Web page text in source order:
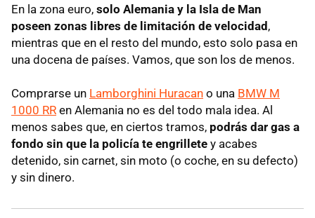
En la zona euro, solo Alemania y la Isla de Man
poseen zonas libres de limitación de velocidad,
mientras que en el resto del mundo, esto solo pasa en
una docena de países. Vamos, que son los de menos.
Comprarse un Lamborghini Huracan o una BMW M
1000 RR en Alemania no es del todo mala idea. Al
menos sabes que, en ciertos tramos, podrás dar gas a
fondo sin que la policía te engrillete y acabes
detenido, sin carnet, sin moto (o coche, en su defecto)
y sin dinero.